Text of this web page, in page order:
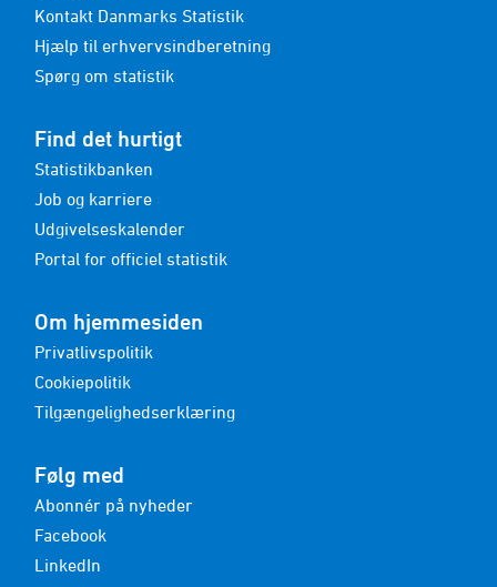
Kontakt Danmarks Statistik
Hjælp til erhvervsindberetning
Spørg om statistik
Find det hurtigt
Statistikbanken
Job og karriere
Udgivelseskalender
Portal for officiel statistik
Om hjemmesiden
Privatlivspolitik
Cookiepolitik
Tilgængelighedserklæring
Følg med
Abonnér på nyheder
Facebook
LinkedIn